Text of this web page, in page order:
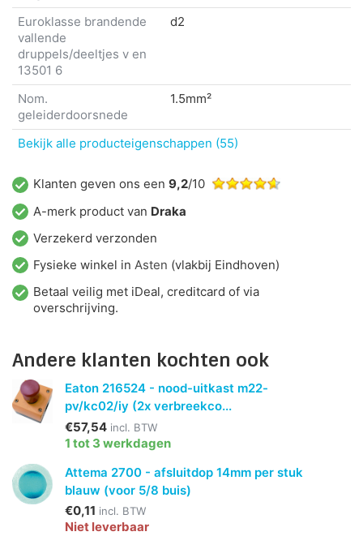
Euroklasse brandende
vallende
druppels/deeltjes v en
13501 6
d2
Nom.
geleiderdoorsnede
1.5mm²
Bekijk alle producteigenschappen (55)
Klanten geven ons een 9,2/10
A-merk product van Draka
Verzekerd verzonden
Fysieke winkel in Asten (vlakbij Eindhoven)
Betaal veilig met iDeal, creditcard of via
overschrijving.
Andere klanten kochten ook
Eaton 216524 - nood-uitkast m22-
pv/kc02/iy (2x verbreekco...
€57,54 incl. BTW
1 tot 3 werkdagen
Attema 2700 - afsluitdop 14mm per stuk
blauw (voor 5/8 buis)
€0,11 incl. BTW
Niet leverbaar